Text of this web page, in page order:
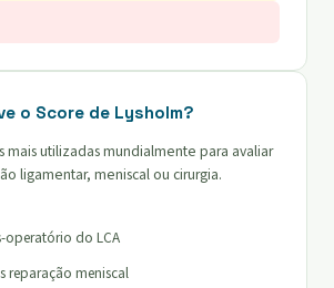
o Score de Lysholm?
mais utilizadas mundialmente para avaliar
ligamentar, meniscal ou cirurgia.
do LCA
reparação meniscal